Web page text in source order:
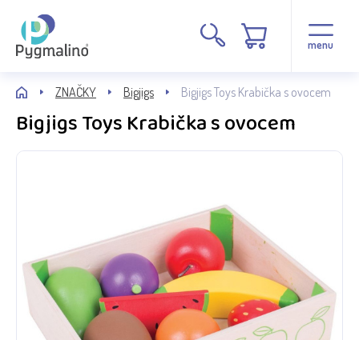
menu
ZNAČKY Bigjigs Bigjigs Toys Krabička s ovocem
Bigjigs Toys Krabička s ovocem